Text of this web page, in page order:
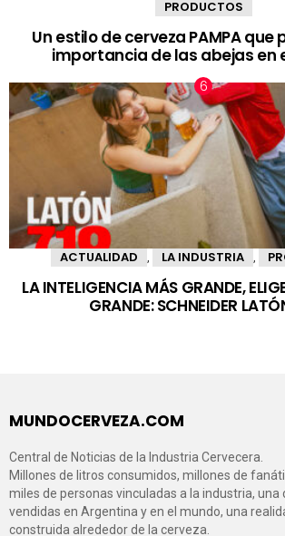
PRODUCTOS
Un estilo de cerveza PAMPA que
importancia de las abejas en
ACTUALIDAD LA INDUSTRIA
LA INTELIGENCIA MÁS GRANDE,
GRANDE: SCHNEIDER
MUNDOCERVEZA.COM
Central de Noticias de la Industria Cervecera.
Millones de litros consumidos, millones de
miles de personas vinculadas a la industria, una
vendidas en Argentina y en el mundo, una
construida alrededor de la cerveza.